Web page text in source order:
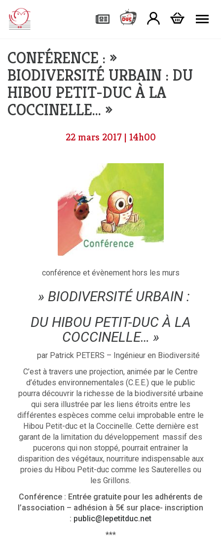
CONFÉRENCE : »
BIODIVERSITÉ URBAIN : DU
HIBOU PETIT-DUC À LA
COCCINELLE… »
22 mars 2017 | 14h00
conférence et évènement hors les murs
» BIODIVERSITÉ URBAIN :
DU HIBOU PETIT-DUC À LA
COCCINELLE… »
par Patrick PETERS – Ingénieur en Biodiversité
C’est à travers une projection, animée par le Centre
d’études environnementales (C.E.E.) que le public
pourra découvrir la richesse de la biodiversité urbaine
qui sera illustrée par les liens étroits entre les
différentes espèces comme celui improbable entre le
Hibou Petit-duc et la Coccinelle. Cette dernière est
garant de la limitation du développement massif des
pucerons qui non stoppé, pourrait entrainer la
disparition des végétaux, nourriture indispensable aux
proies du Hibou Petit-duc comme les Sauterelles ou
les Grillons.
Conférence : Entrée gratuite pour les adhérents de
l’association – adhésion à 5€ sur place- inscription
: public@lepetitduc.net
***